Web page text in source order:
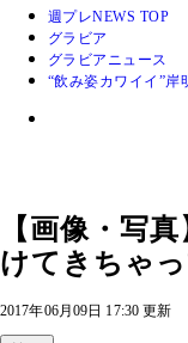
週プレNEWS TOP
グラビア
グラビアニュース
“飲み姿カワイイ”
【画像・写
けてきちゃ
2017年06月09日 17:30 更新